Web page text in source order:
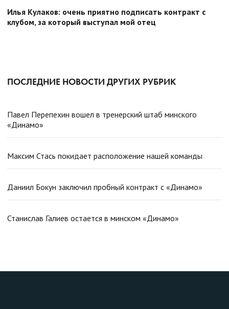
Илья Кулаков: очень приятно подписать контракт с
клубом, за который выступал мой отец
ПОСЛЕДНИЕ НОВОСТИ ДРУГИХ РУБРИК
Павел Перепехин вошел в тренерский штаб минского
«Динамо»
Максим Стась покидает расположение нашей команды
Даниил Бокун заключил пробный контракт с «Динамо»
Станислав Галиев остается в минском «Динамо»